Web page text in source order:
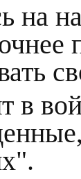
на
в